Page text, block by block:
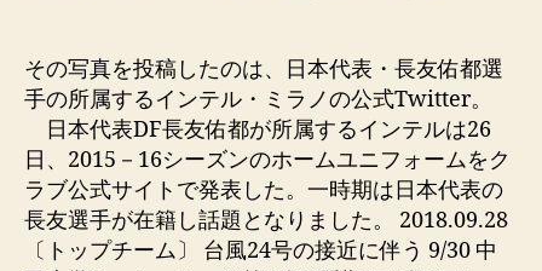
その写真を投稿したのは、日本代表・長友佑都選
手の所属するインテル・ミラノの公式Twitter。
日本代表DF長友佑都が所属するインテルは26
日、2015－16シーズンのホームユニフォームをク
ラブ公式サイトで発表した。一時期は日本代表の
長友選手が在籍し話題となりました。 2018.09.28
〔トップチーム〕 台風24号の接近に伴う 9/30 中